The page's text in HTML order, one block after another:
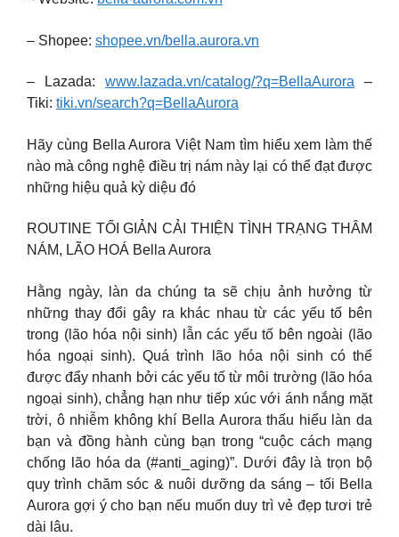
– Shopee: shopee.vn/bella.aurora.vn
– Lazada: www.lazada.vn/catalog/?q=BellaAurora –
Tiki: tiki.vn/search?q=BellaAurora
Hãy cùng Bella Aurora Việt Nam tìm hiểu xem làm thế
nào mà công nghệ điều trị nám này lại có thể đạt được
những hiệu quả kỳ diệu đó
ROUTINE TỐI GIẢN CẢI THIỆN TÌNH TRẠNG THÂM
NÁM, LÃO HOÁ Bella Aurora
Hằng ngày, làn da chúng ta sẽ chịu ảnh hưởng từ
những thay đổi gây ra khác nhau từ các yếu tố bên
trong (lão hóa nội sinh) lẫn các yếu tố bên ngoài (lão
hóa ngoại sinh). Quá trình lão hóa nội sinh có thể
được đẩy nhanh bởi các yếu tố từ môi trường (lão hóa
ngoại sinh), chẳng hạn như tiếp xúc với ánh nắng mặt
trời, ô nhiễm không khí Bella Aurora thấu hiểu làn da
bạn và đồng hành cùng bạn trong “cuộc cách mạng
chống lão hóa da (#anti_aging)”. Dưới đây là trọn bộ
quy trình chăm sóc & nuôi dưỡng da sáng – tối Bella
Aurora gợi ý cho bạn nếu muốn duy trì vẻ đẹp tươi trẻ
dài lâu.